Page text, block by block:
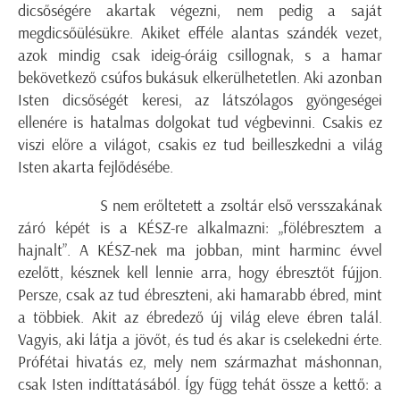
dicsőségére akartak végezni, nem pedig a saját
megdicsőülésükre. Akiket efféle alantas szándék vezet,
azok mindig csak ideig-óráig csillognak, s a hamar
bekövetkező csúfos bukásuk elkerülhetetlen. Aki azonban
Isten dicsőségét keresi, az látszólagos gyöngeségei
ellenére is hatalmas dolgokat tud végbevinni. Csakis ez
viszi előre a világot, csakis ez tud beilleszkedni a világ
Isten akarta fejlődésébe.
S nem erőltetett a zsoltár első versszakának
záró képét is a KÉSZ-re alkalmazni: „fölébresztem a
hajnalt”. A KÉSZ-nek ma jobban, mint harminc évvel
ezelőtt, késznek kell lennie arra, hogy ébresztőt fújjon.
Persze, csak az tud ébreszteni, aki hamarabb ébred, mint
a többiek. Akit az ébredező új világ eleve ébren talál.
Vagyis, aki látja a jövőt, és tud és akar is cselekedni érte.
Prófétai hivatás ez, mely nem származhat máshonnan,
csak Isten indíttatásából. Így függ tehát össze a kettő: a